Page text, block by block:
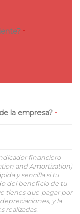
*
la empresa? *
financiero
and Amortization)
y sencilla si tu
del beneficio de tu
tienes que pagar por
y la
realizadas.